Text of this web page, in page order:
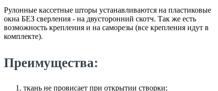
Рулонные кассетные шторы устанавливаются на пластиковые
окна БЕЗ сверления - на двусторонний скотч. Так же есть
возможность крепления и на саморезы (все крепления идут в
комплекте).
Преимущества:
ткань не провисает при открытии створки;